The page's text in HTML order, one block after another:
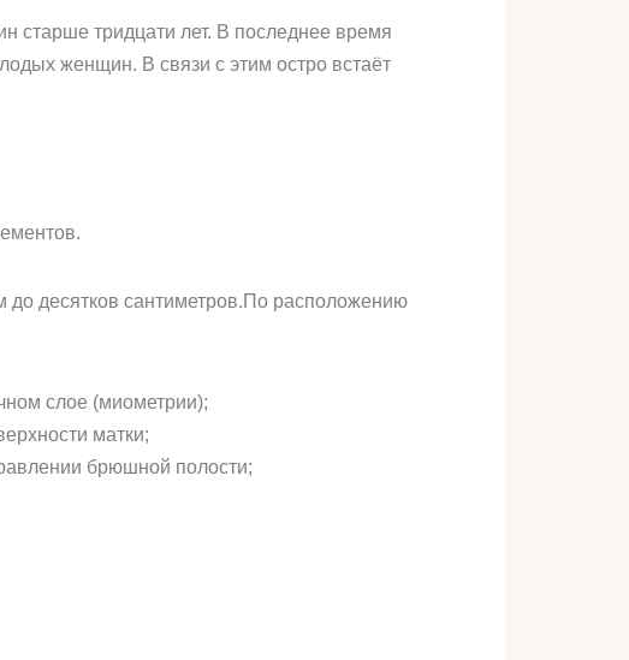
старше тридцати лет. В последнее время
женщин. В связи с этим остро встаёт
десятков сантиметров.По расположению
слое (миометрии);
матки;
брюшной полости;